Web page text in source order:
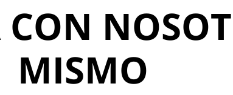
MISMO